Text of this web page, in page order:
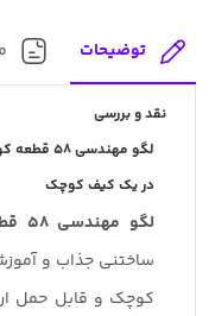
توضیحات
نقد و بررسی
لگو
در یک کیف کوچک
لگو مهندسی 58 قطعه کوچک کیفی 48
ساختنی جذاب و
کوچک و قابل حمل